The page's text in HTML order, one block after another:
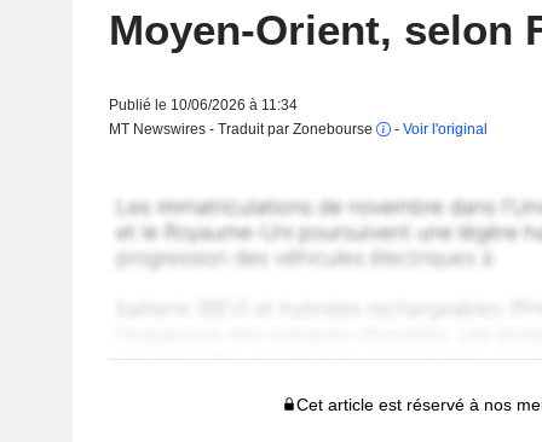
Moyen-Orient, selon
Publié le 10/06/2026 à 11:34
MT Newswires - Traduit par Zonebourse
- Voir l'original
Cet article est réservé à nos